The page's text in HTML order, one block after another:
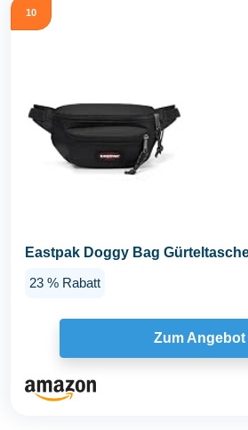
10
Eastpak Doggy Bag
23 % Rabatt
Zum Angebot